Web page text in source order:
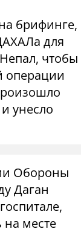
брифинге,
для
чтобы
операции
унесло
Обороны
Даган
на месте